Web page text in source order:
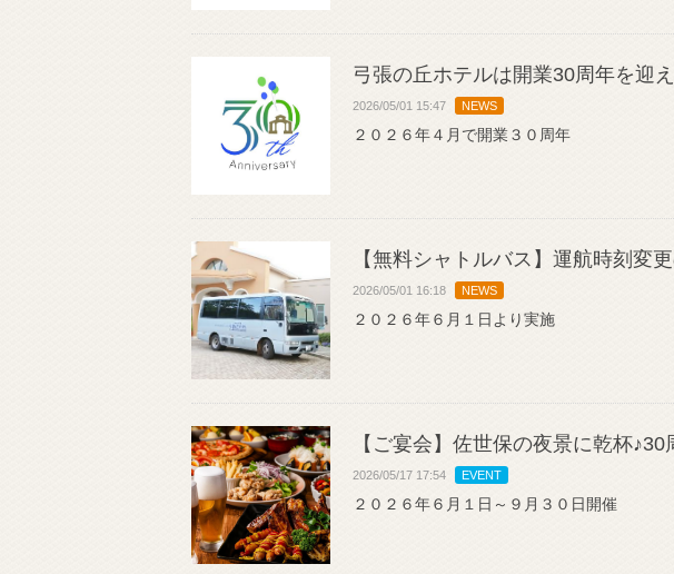
弓張の丘ホテルは開業30周年を迎え
2026/05/01 15:47 NEWS
２０２６年４月で開業３０周年
【無料シャトルバス】運航時刻変
2026/05/01 16:18 NEWS
２０２６年６月１日より実施
【ご宴会】佐世保の夜景に乾杯
2026/05/17 17:54 EVENT
２０２６年６月１日～９月３０日開催